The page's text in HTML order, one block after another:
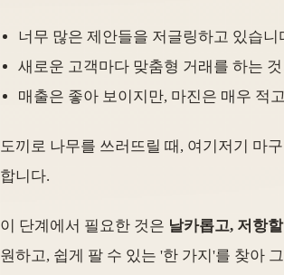
너무 많은 제안들을 저글링하고 있습니
새로운 고객마다 맞춤형 거래를 하는
매출은 좋아 보이지만, 마진은 매우 적
도끼로 나무를 쓰러뜨릴 때, 여기저기 마
합니다.
이 단계에서 필요한 것은 날카롭고, 저항
원하고, 쉽게 팔 수 있는 '한 가지'를 찾아